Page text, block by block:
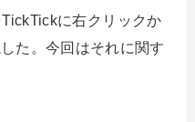
に右クリックか
た。今回はそれに関す